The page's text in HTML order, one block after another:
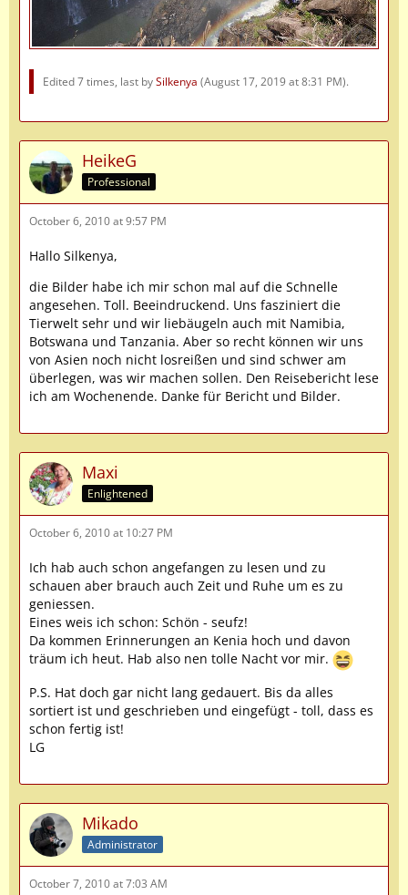
Edited 7 times, last bySilkenya (August 17, 2019 at 8:31 PM).
HeikeG
Professional
October 6, 2010 at 9:57 PM
Hallo Silkenya,
die Bilder habe ich mir schon mal auf die Schnelle
angesehen. Toll. Beeindruckend. Uns fasziniert die
Tierwelt sehr und wir liebäugeln auch mit Namibia,
Botswana und Tanzania. Aber so recht können wir uns
von Asien noch nicht losreißen und sind schwer am
überlegen, was wir machen sollen. Den Reisebericht lese
ich am Wochenende. Danke für Bericht und Bilder.
Maxi
Enlightened
October 6, 2010 at 10:27 PM
Ich hab auch schon angefangen zu lesen und zu
schauen aber brauch auch Zeit und Ruhe um es zu
geniessen.
Eines weis ich schon: Schön - seufz!
Da kommen Erinnerungen an Kenia hoch und davon
träum ich heut. Hab also nen tolle Nacht vor mir.
P.S. Hat doch gar nicht lang gedauert. Bis da alles
sortiert ist und geschrieben und eingefügt - toll, dass es
schon fertig ist!
LG
Mikado
Administrator
October 7, 2010 at 7:03 AM